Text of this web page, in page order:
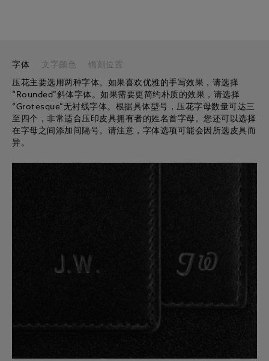
字体
压花主要选用两种字体。如果喜欢优雅的手写效果，请选择
“Rounded”斜体字体。如果需要更简约朴质的效果，请选择
“Grotesque”无衬线字体。根据具体型号，压花字母数量可达三
至四个，非常适合压印皮具拥有者的姓名首字母。您还可以选择
在字母之间添加间隔号。请注意，字体选项可能会因所选皮具而
异。
文字颜色
压花文字可以采用银箔或金箔压印，两者均可增添奢华的金属质
感。如需低调奢华，请选择“素面”选项，该选项不进行填色，与
皮具本色相得益彰。请注意，颜色选项可能会因所选皮具而异。
镌刻位置
姓名首字母的压花位置为皮夹、名片夹等产品的右下角；笔袋姓
名首字母通常点缀于翻盖外侧的扣环下方。皮带背面；拉杆箱侧
面的行李牌。